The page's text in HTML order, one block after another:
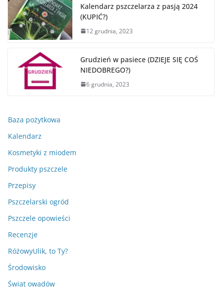
Kalendarz pszczelarza z pasją 2024
(KUPIĆ?)
12 grudnia, 2023
Grudzień w pasiece (DZIEJE SIĘ COŚ
NIEDOBREGO?)
6 grudnia, 2023
Baza pożytkowa
Kalendarz
Kosmetyki z miodem
Produkty pszczele
Przepisy
Pszczelarski ogród
Pszczele opowieści
Recenzje
RóżowyUlik, to Ty?
Środowisko
Świat owadów